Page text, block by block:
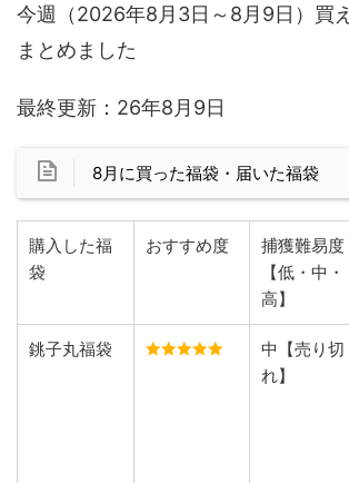
今週（2026年8月3日～8月9日）買
まとめました
最終更新：26年8月9日
8月に買った福袋・届いた福袋
購入した福
袋
おすすめ度
捕獲難易度
【低・中・
高】
銚子丸福袋
中【売り切
れ】